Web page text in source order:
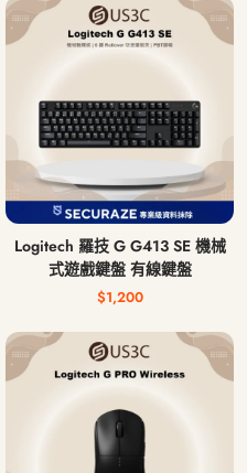
Logitech 羅技 G G413 SE 機械
式遊戲鍵盤 有線鍵盤
$1,200